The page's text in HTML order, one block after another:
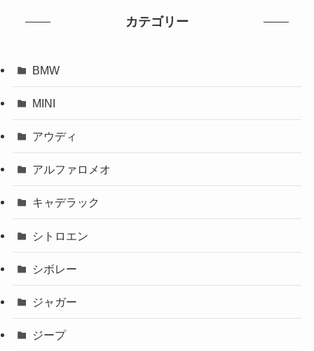
カテゴリー
BMW
MINI
アウディ
アルファロメオ
キャデラック
シトロエン
シボレー
ジャガー
ジープ